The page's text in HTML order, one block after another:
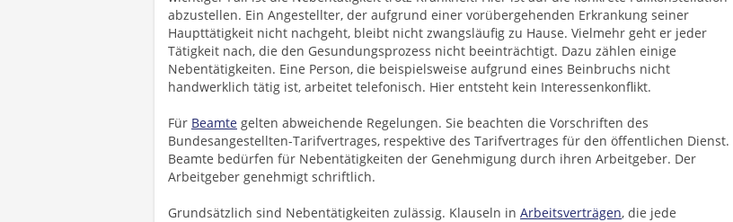
abzustellen. Ein Angestellter, der aufgrund einer vorübergehenden Erkrankung seiner
Haupttätigkeit nicht nachgeht, bleibt nicht zwangsläufig zu Hause. Vielmehr geht er jeder
Tätigkeit nach, die den Gesundungsprozess nicht beeinträchtigt. Dazu zählen einige
Nebentätigkeiten. Eine Person, die beispielsweise aufgrund eines Beinbruchs nicht
handwerklich tätig ist, arbeitet telefonisch. Hier entsteht kein Interessenkonflikt.
Für Beamte gelten abweichende Regelungen. Sie beachten die Vorschriften des
Bundesangestellten-Tarifvertrages, respektive des Tarifvertrages für den öffentlichen Dienst.
Beamte bedürfen für Nebentätigkeiten der Genehmigung durch ihren Arbeitgeber. Der
Arbeitgeber genehmigt schriftlich.
Grundsätzlich sind Nebentätigkeiten zulässig. Klauseln in Arbeitsverträgen, die jede